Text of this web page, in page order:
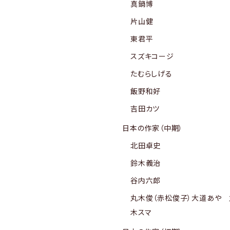
真鍋博
片山健
東君平
スズキコージ
たむらしげる
飯野和好
吉田カツ
日本の作家（中期）
北田卓史
鈴木義治
谷内六郎
丸木俊（赤松俊子）大道あや
木スマ